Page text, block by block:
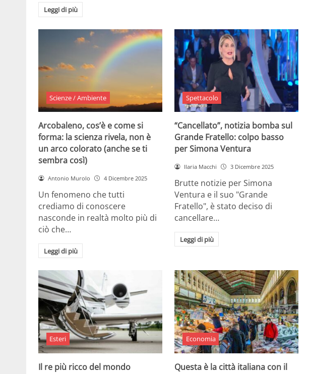
Leggi di più
Scienze / Ambiente
Arcobaleno, cos’è e come si
forma: la scienza rivela, non è
un arco colorato (anche se ti
sembra così)
Antonio Murolo 4 Dicembre 2025
Un fenomeno che tutti
crediamo di conoscere
nasconde in realtà molto più di
ciò che…
Leggi di più
Spettacolo
“Cancellato”, notizia bomba sul
Grande Fratello: colpo basso
per Simona Ventura
Ilaria Macchi 3 Dicembre 2025
Brutte notizie per Simona
Ventura e il suo "Grande
Fratello", è stato deciso di
cancellare…
Leggi di più
Esteri
Il re più ricco del mondo
Economia
Questa è la città italiana con il